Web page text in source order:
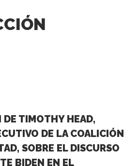
DE TIMOTHY HEAD,
DE LA COALICIÓN
SOBRE EL DISCURSO
BIDEN EN EL